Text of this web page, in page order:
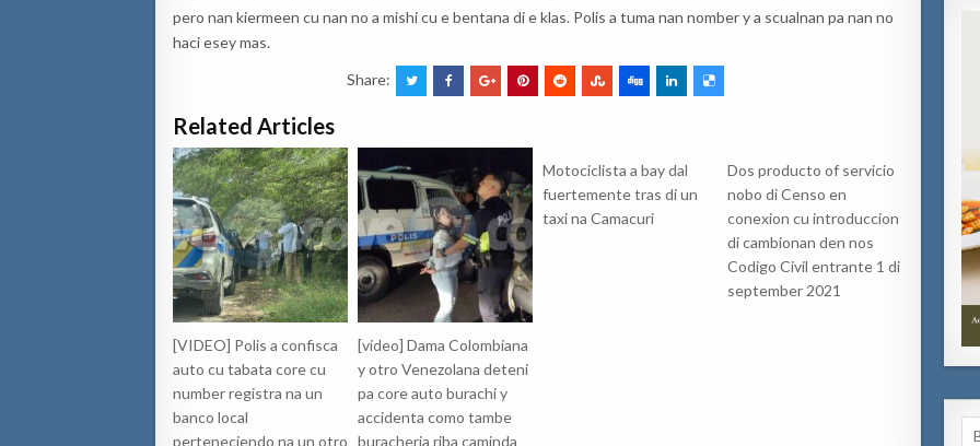
pero nan kiermeen cu nan no a mishi cu e bentana di e klas. Polis a tuma nan nomber y a scualnan pa nan no
haci esey mas.
Share:
Related Articles
[VIDEO] Polis a confisca
auto cu tabata core cu
number registra na un
banco local
perteneciendo na un otro
[video] Dama Colombiana
y otro Venezolana deteni
pa core auto burachi y
accidenta como tambe
buracheria riba caminda
Motociclista a bay dal
fuertemente tras di un
taxi na Camacuri
Dos producto of servicio
nobo di Censo en
conexion cu introduccion
di cambionan den nos
Codigo Civil entrante 1 di
september 2021